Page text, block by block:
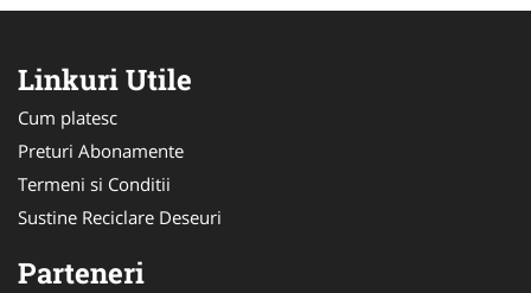
Linkuri Utile
Cum platesc
Preturi Abonamente
Termeni si Conditii
Sustine Reciclare Deseuri
Parteneri